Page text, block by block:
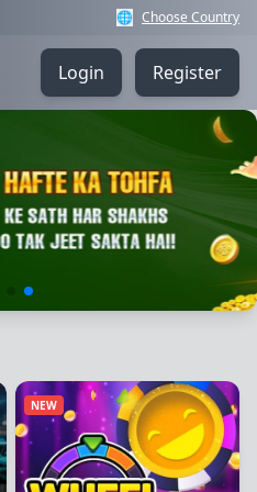
🌐 Choose Country
Login Register
NEW
29/06/2026 رض*** کو بونس ملا 3,300 PKR 🎁